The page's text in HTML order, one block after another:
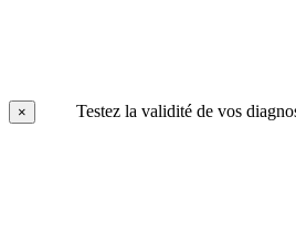
× Testez la validité de vos